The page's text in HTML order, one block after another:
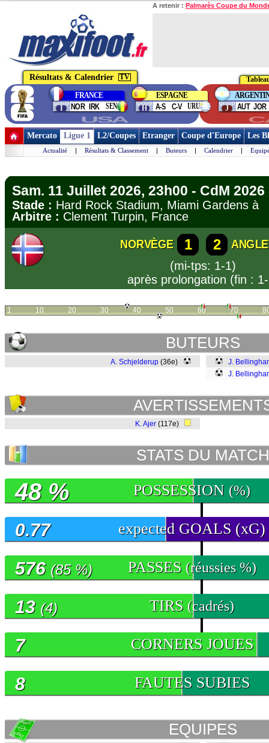
A retenir : Palmarès Coupe du
Résultats & Calendrier TV
group
I
FRANCE
SEN
NOR IRK group
H
ESPAGNE
URU
A-S C-V group
J
AUT JOR
USA
Mercato Ligue 1 L2/Coupes Etranger Coupe d'Europe Les
Actualité | Résultats & Classement | Buteurs | Calendrier |
Sam. 11 Juillet 2026, 23h00 - CdM
Stade : Hard Rock Stadium, Miami Gardens
Arbitre : Clement Turpin, France
NORVÈGE 1 2
(mi-tps: 1-1)
après prolongation (fin :
1 10 20 30 40 50 60 70
BUTEURS
A. Schjelderup (36e)
J.
J.
K. Ajer (117e)
STATS DU MATCH
POSSESSION (%)
48 %
expected GOALS (xG)
0.77
PASSES (réussies %)
576 (85 %)
TIRS (cadrés)
13 (4)
CORNERS JOUES
7
FAUTES SUBIES
8
EQUIPES